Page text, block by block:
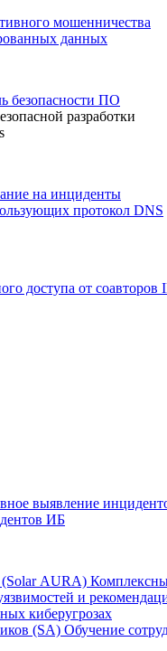
мошенничества
данных
безопасности ПО
разработки
на инциденты
протокол DNS
доступа от соавторов
выявление
ИБ
AURA)
и
киберугрозах
(SA) Обучение